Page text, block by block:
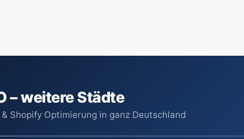
– weitere Städte
Shopify Optimierung in ganz Deutschland